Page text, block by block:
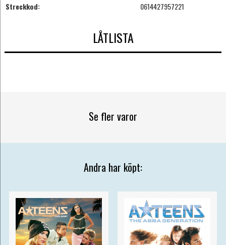
Streckkod:
0614427957221
LÅTLISTA
Se fler varor
Andra har köpt: